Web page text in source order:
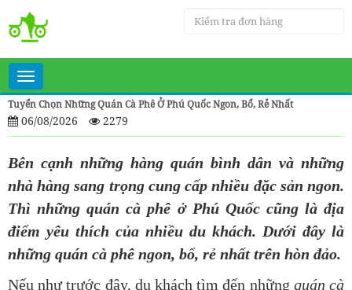
Toggle
navigation
Tuyển Chọn Những Quán Cà Phê Ở Phú Quốc Ngon, Bổ, Rẻ Nhất
06/08/2026 2279
Bên cạnh những hàng quán bình dân và những
nhà hàng sang trọng cung cấp nhiều đặc sản ngon.
Thì những quán cà phê ở Phú Quốc cũng là địa
điểm yêu thích của nhiều du khách. Dưới đây là
những quán cà phê ngon, bổ, rẻ nhất trên hòn đảo.
Nếu như trước đây, du khách tìm đến những quán cà